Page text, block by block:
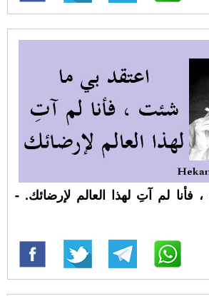
لم آتِ لهذا العالم لإرضائك. -